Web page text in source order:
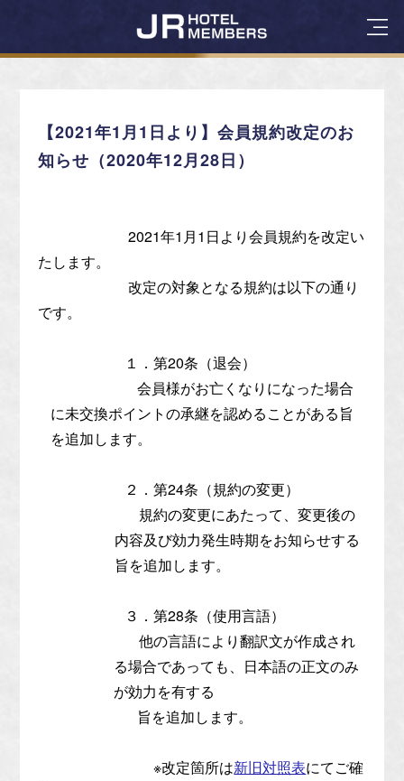
【2021年1月1日より】会員規約改定のお
知らせ（2020年12月28日）
2021年1月1日より会員規約を改定い
たします。
改定の対象となる規約は以下の通り
です。
１．第20条（退会）
会員様がお亡くなりになった場合
に未交換ポイントの承継を認めることがある旨
を追加します。
２．第24条（規約の変更）
規約の変更にあたって、変更後の
内容及び効力発生時期をお知らせする
旨を追加します。
３．第28条（使用言語）
他の言語により翻訳文が作成され
る場合であっても、日本語の正文のみ
が効力を有する
旨を追加します。
※改定箇所は新旧対照表にてご確